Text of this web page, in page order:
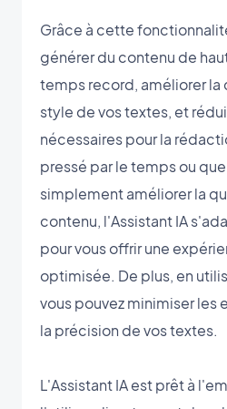
Grâce à cette
générer du contenu de
temps record, améliorer la
style de vos textes, et
nécessaires pour la
pressé par le temps ou
simplement améliorer la
contenu, l'Assistant IA
pour vous offrir une
optimisée. De plus, en
vous pouvez minimiser les
la précision de vos textes.
L'Assistant IA est prêt à